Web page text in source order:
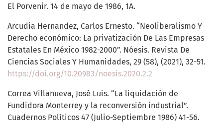
El Porvenir. 14 de mayo de 1986, 1A.
Arcudia Hernandez, Carlos Ernesto. “Neoliberalismo Y
Derecho económico: La privatización De Las Empresas
Estatales En México 1982-2000”. Nóesis. Revista De
Ciencias Sociales Y Humanidades, 29 (58), (2021), 32-51.
https://doi.org/10.20983/noesis.2020.2.2
Correa Villanueva, José Luis. “La liquidación de
Fundidora Monterrey y la reconversión industrial”.
Cuadernos Políticos 47 (Julio-Septiembre 1986) 41-56.